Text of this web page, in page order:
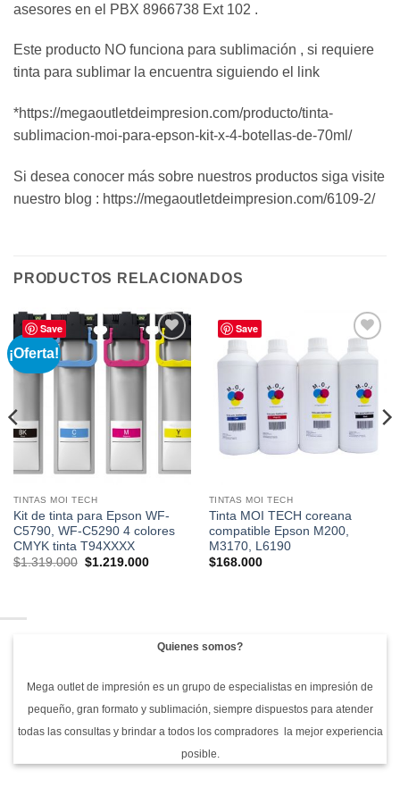
asesores en el PBX 8966738 Ext 102 .
Este producto NO funciona para sublimación , si requiere
tinta para sublimar la encuentra siguiendo el link
*https://megaoutletdeimpresion.com/producto/tinta-
sublimacion-moi-para-epson-kit-x-4-botellas-de-70ml/
Si desea conocer más sobre nuestros productos siga visite
nuestro blog : https://megaoutletdeimpresion.com/6109-2/
PRODUCTOS RELACIONADOS
Save
¡Oferta!
a la
TINTAS MOI TECH
Kit de tinta para Epson WF-
C5790, WF-C5290 4 colores
CMYK tinta T94XXXX
$1.319.000 El
$1.219.000El
Save
Añadir
deseos
TINTAS MOI TECH
Tinta MOI TECH coreana
compatible Epson M200,
M3170, L6190
$168.000
Quienes somos?
Mega outlet de impresión es un grupo de especialistas en impresión de
pequeño, gran formato y sublimación, siempre dispuestos para atender
todas las consultas y brindar a todos los compradores la mejor experiencia
posible.